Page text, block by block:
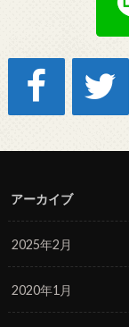
アーカイブ
2025年2月
2020年1月